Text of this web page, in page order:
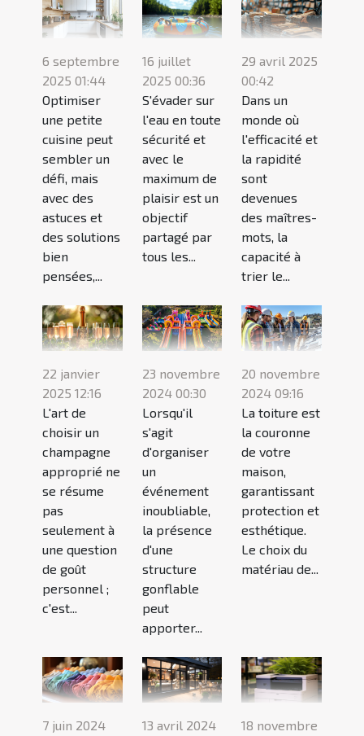
6 septembre
2025 01:44
Optimiser
une petite
cuisine peut
sembler un
défi, mais
avec des
astuces et
des solutions
bien
pensées,...
16 juillet
2025 00:36
S'évader sur
l'eau en toute
sécurité et
avec le
maximum de
plaisir est un
objectif
partagé par
tous les...
29 avril 2025
00:42
Dans un
monde où
l'efficacité et
la rapidité
sont
devenues
des maîtres-
mots, la
capacité à
trier le...
22 janvier
2025 12:16
L'art de
choisir un
champagne
approprié ne
se résume
pas
seulement à
une question
de goût
personnel ;
c'est...
23 novembre
2024 00:30
Lorsqu'il
s'agit
d'organiser
un
événement
inoubliable,
la présence
d'une
structure
gonflable
peut
apporter...
20 novembre
2024 09:16
La toiture est
la couronne
de votre
maison,
garantissant
protection et
esthétique.
Le choix du
matériau de...
7 juin 2024
13 avril 2024
18 novembre